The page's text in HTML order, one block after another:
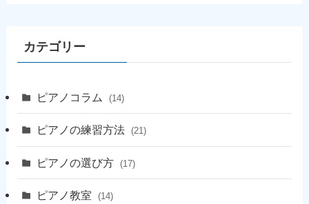
カテゴリー
ピアノコラム (14)
ピアノの練習方法 (21)
ピアノの選び方 (17)
ピアノ教室 (14)